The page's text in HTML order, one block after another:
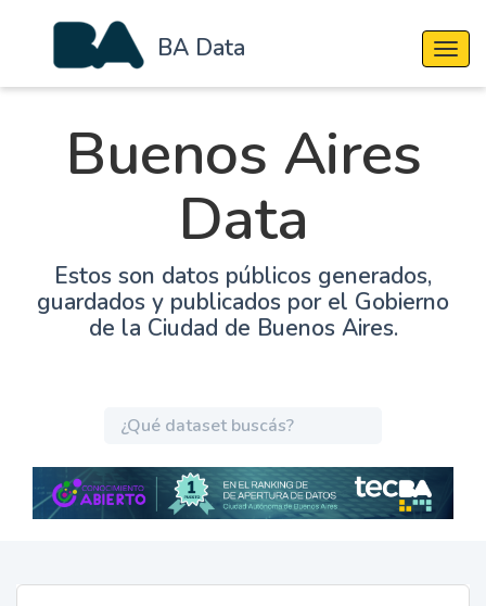
BA Data
Buenos Aires
Data
Estos son datos públicos generados,
guardados y publicados por el Gobierno
de la Ciudad de Buenos Aires.